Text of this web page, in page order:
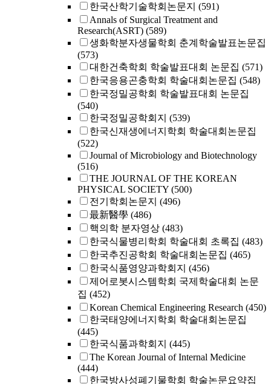
한국산학기술학회논문지 (591)
Annals of Surgical Treatment and
Research(ASRT) (589)
생화학분자생물학회 춘계학술발표논문집
(573)
대한건축학회 학술발표대회 논문집 (571)
한국응용곤충학회 학술대회논문집 (548)
한국정밀공학회 학술발표대회 논문집
(540)
한국정밀공학회지 (539)
한국신재생에너지학회 학술대회논문집
(522)
Journal of Microbiology and Biotechnology
(516)
THE JOURNAL OF THE KOREAN
PHYSICAL SOCIETY (500)
전기학회논문지 (496)
最新醫學 (486)
핵의학 분자영상 (483)
한국식물병리학회 학술대회 초록집 (483)
한국추진공학회 학술대회논문집 (465)
한국식품영양과학회지 (456)
제어로봇시스템학회 국제학술대회 논문
집 (452)
Korean Chemical Engineering Research (450)
한국태양에너지학회 학술대회논문집
(445)
한국식품과학회지 (445)
The Korean Journal of Internal Medicine
(444)
한국방사성폐기물학회 학술논문요약집